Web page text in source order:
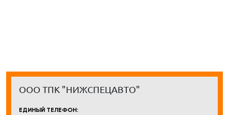
ООО ТПК "НИЖСПЕЦАВТО"
ЕДИНЫЙ ТЕЛЕФОН: